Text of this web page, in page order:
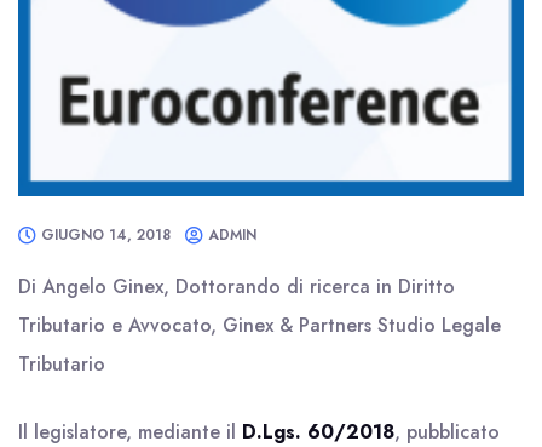
GIUGNO 14, 2018 ADMIN
Di Angelo Ginex, Dottorando di ricerca in Diritto
Tributario e Avvocato, Ginex & Partners Studio Legale
Tributario
Il legislatore, mediante il D.Lgs. 60/2018, pubblicato